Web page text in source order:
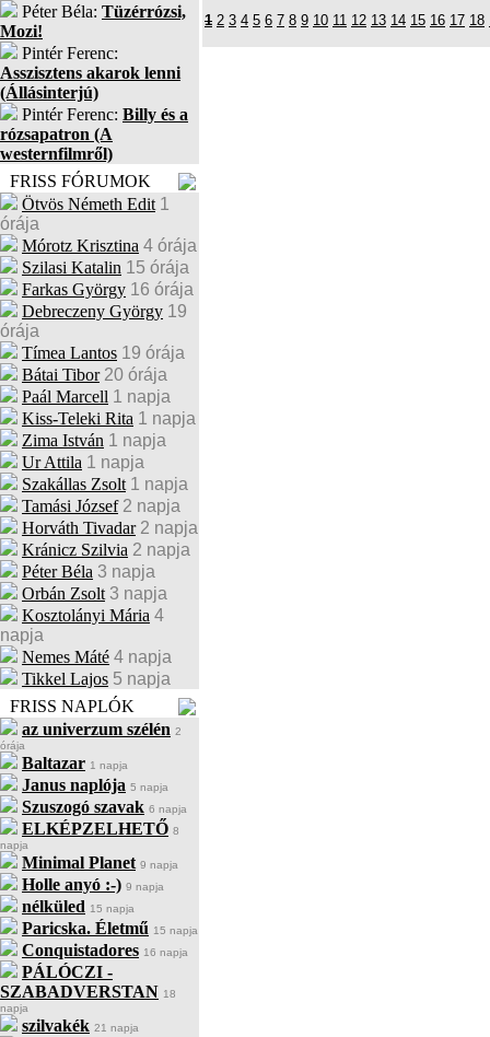
Péter Béla: Tüzérrózsi,
Mozi!
Pintér Ferenc:
Asszisztens akarok lenni
(Állásinterjú)
Pintér Ferenc: Billy és a
rózsapatron (A
westernfilmről)
FRISS FÓRUMOK
Ötvös Németh Edit 1
órája
Mórotz Krisztina 4 órája
Szilasi Katalin 15 órája
Farkas György 16 órája
Debreczeny György 19
órája
Tímea Lantos 19 órája
Bátai Tibor 20 órája
Paál Marcell 1 napja
Kiss-Teleki Rita 1 napja
Zima István 1 napja
Ur Attila 1 napja
Szakállas Zsolt 1 napja
Tamási József 2 napja
Horváth Tivadar 2 napja
Kránicz Szilvia 2 napja
Péter Béla 3 napja
Orbán Zsolt 3 napja
Kosztolányi Mária 4
napja
Nemes Máté 4 napja
Tikkel Lajos 5 napja
FRISS NAPLÓK
az univerzum szélén 2
órája
Baltazar 1 napja
Janus naplója 5 napja
Szuszogó szavak 6 napja
ELKÉPZELHETŐ 8
napja
Minimal Planet 9 napja
Holle anyó :-) 9 napja
nélküled 15 napja
Paricska. Életmű 15 napja
Conquistadores 16 napja
PÁLÓCZI -
SZABADVERSTAN 18
napja
szilvakék 21 napja
1 2 3 4 5 6 7 8 9 10 11 12 13 14 15 16 17 18